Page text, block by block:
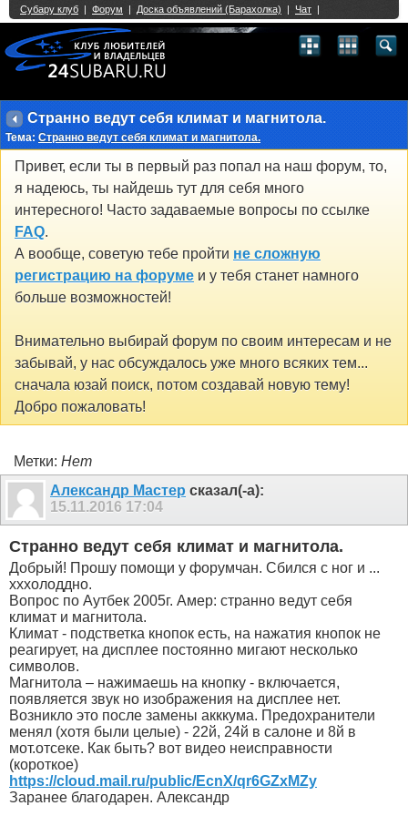
Cтранно ведут себя климат и магнитола.
Тема: Cтранно ведут себя климат и магнитола.
Привет, если ты в первый раз попал на наш форум, то,
я надеюсь, ты найдешь тут для себя много
интересного! Часто задаваемые вопросы по ссылке
FAQ.
А вообще, советую тебе пройти не сложную
регистрацию на форуме и у тебя станет намного
больше возможностей!
Внимательно выбирай форум по своим интересам и не
забывай, у нас обсуждалось уже много всяких тем...
сначала юзай поиск, потом создавай новую тему!
Добро пожаловать!
Метки: Нет
Александр Мастер сказал(-а):
15.11.2016 17:04
Cтранно ведут себя климат и магнитола.
Добрый! Прошу помощи у форумчан. Сбился с ног и ...
хххолоддно.
Вопрос по Аутбек 2005г. Амер: странно ведут себя
климат и магнитола.
Климат - подстветка кнопок есть, на нажатия кнопок не
реагирует, на дисплее постоянно мигают несколько
символов.
Магнитола – нажимаешь на кнопку - включается,
появляется звук но изображения на дисплее нет.
Возникло это после замены акккума. Предохранители
менял (хотя были целые) - 22й, 24й в салоне и 8й в
мот.отсеке. Как быть? вот видео неисправности
(короткое)
https://cloud.mail.ru/public/EcnX/qr6GZxMZy
Заранее благодарен. Александр
Single Sign On provided byvBSSO
2 3 4 5 6 7 8 9 10 11 12 13 21 22 23 24 25 26
27 28 29 30 31 32 33 40 41 42 43